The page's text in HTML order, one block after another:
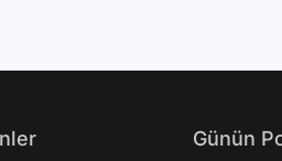
Günün